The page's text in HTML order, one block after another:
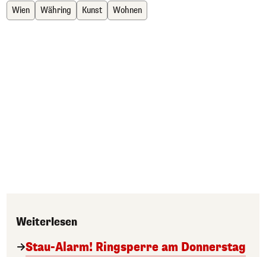
Wien Währing Kunst Wohnen
Weiterlesen
Stau-Alarm! Ringsperre am Donnerstag